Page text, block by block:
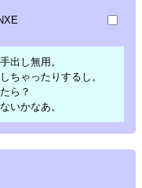
出し無用。
ちゃったりするし。
ら？
いかなあ。